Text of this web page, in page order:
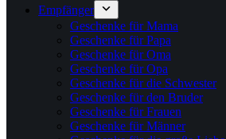
Empfänger
Geschenke für Mama
Geschenke für Papa
Geschenke für Oma
Geschenke für Opa
Geschenke für die Schwester
Geschenke für den Bruder
Geschenke für Frauen
Geschenke für Männer